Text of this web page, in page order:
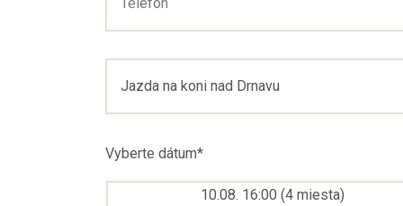
Vyberte dátum*
10.08. 16:00 (4 miesta)